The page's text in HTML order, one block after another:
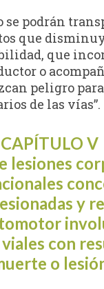
se podrán
que
que
o
peligro
de las vías”.
CAPÍTULO V
lesiones
y
con
o